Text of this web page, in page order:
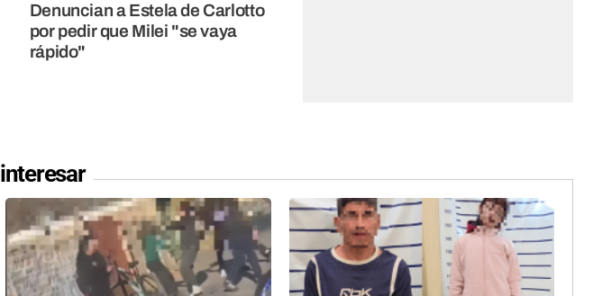
Denuncian a Estela de Carlotto
por pedir que Milei "se vaya
rápido"
interesar